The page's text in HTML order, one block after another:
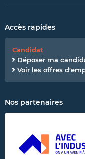
Accès rapides
Candidat
Déposer ma
Voir les offres
Nos partenaires